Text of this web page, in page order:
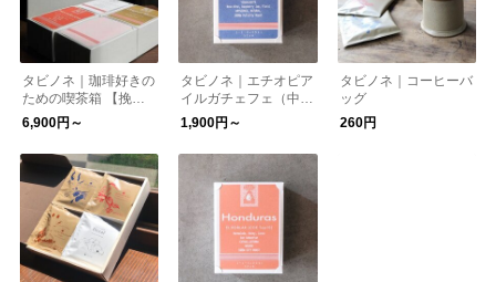
タビノネ｜珈琲好きの
ための喫茶箱 【挽き
方 : 粉】
6,900円～
タビノネ｜エチオピア
イルガチェフェ（中深
煎り）
1,900円～
タビノネ｜コーヒーバ
ッグ
260円